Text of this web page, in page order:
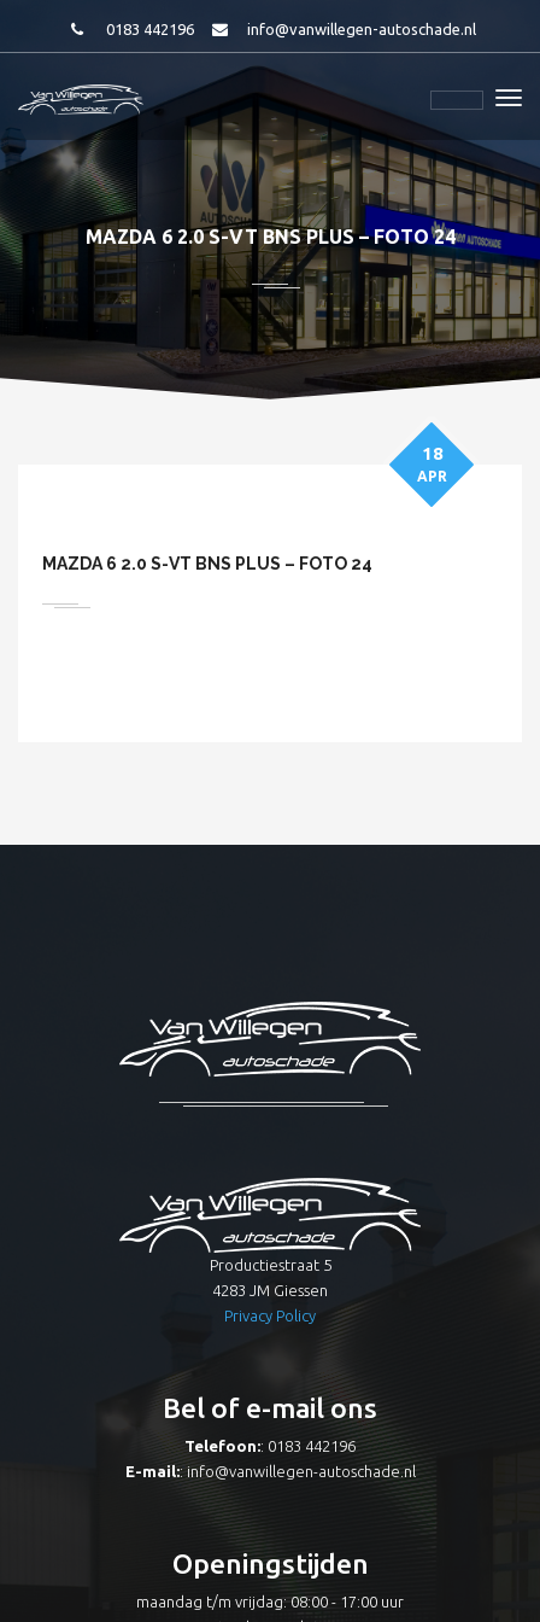
0183 442196 info@vanwillegen-autoschade.nl
MAZDA 6 2.0 S-VT BNS PLUS – FOTO 24
MAZDA 6 2.0 S-VT BNS PLUS – FOTO 24
18
APR
Productiestraat 5
4283 JM Giessen
Privacy Policy
Bel of e-mail ons
Telefoon:: 0183 442196
E-mail:: info@vanwillegen-autoschade.nl
Openingstijden
maandag t/m vrijdag: 08:00 - 17:00 uur